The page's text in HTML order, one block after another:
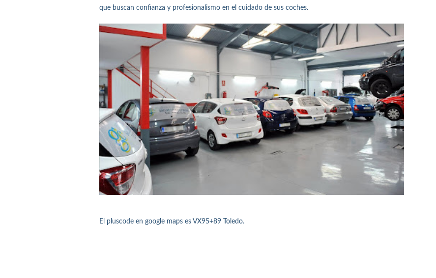
que buscan confianza y profesionalismo en el cuidado de sus coches.
El pluscode en google maps es VX95+89 Toledo.